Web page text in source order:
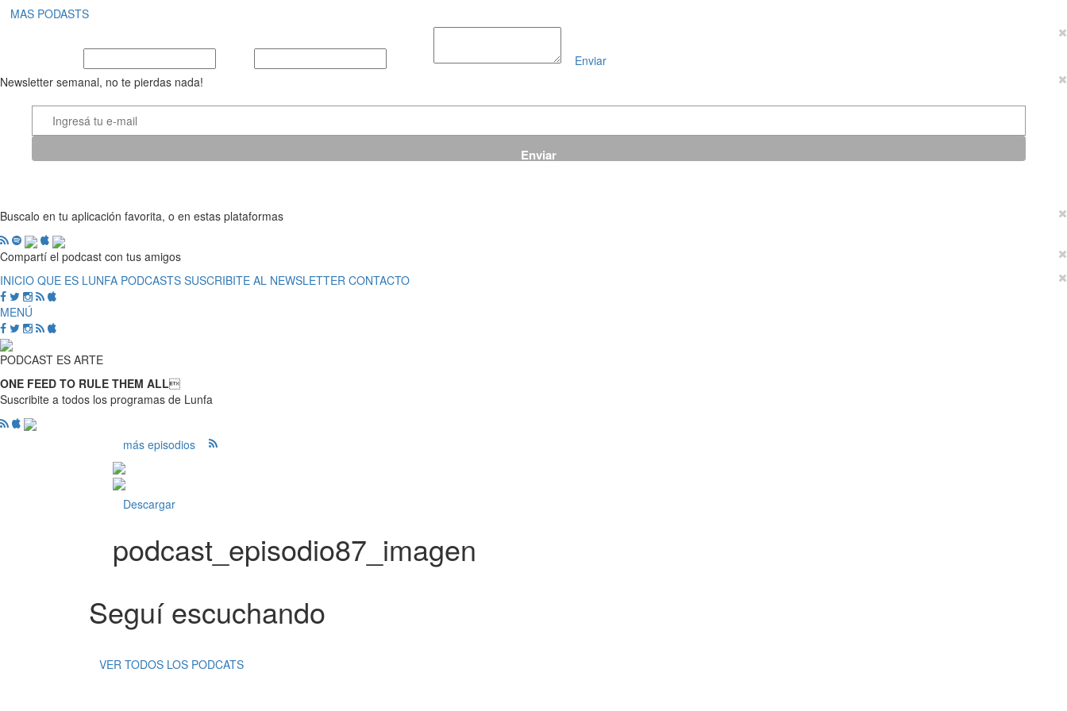
MAS PODASTS
Enviar
Newsletter semanal, no te pierdas nada!
Buscalo en tu aplicación favorita, o en estas plataformas
Compartí el podcast con tus amigos
INICIO QUE ES LUNFA PODCASTS SUSCRIBITE AL NEWSLETTER CONTACTO
MENÚ
PODCAST ES ARTE
ONE FEED TO RULE THEM ALL
Suscribite a todos los programas de Lunfa
más episodios
Descargar
podcast_episodio87_imagen
Seguí escuchando
VER TODOS LOS PODCATS